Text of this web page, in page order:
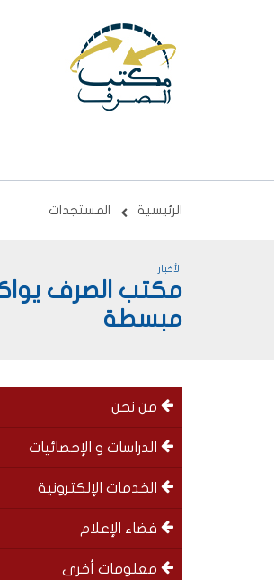
Breadcrumb
الرئيسية المستجدات
الأخبار
مبسطة
menu
left
من نحن
الدراسات و الإحصائيات
الخدمات الإلكترونية
فضاء الإعلام
معلومات أخرى